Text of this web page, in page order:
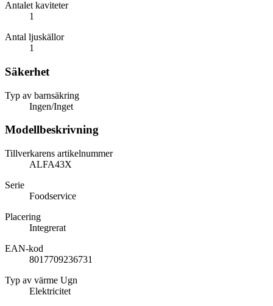
Antalet kaviteter
1
Antal ljuskällor
1
Säkerhet
Typ av barnsäkring
Ingen/Inget
Modellbeskrivning
Tillverkarens artikelnummer
ALFA43X
Serie
Foodservice
Placering
Integrerat
EAN-kod
8017709236731
Typ av värme Ugn
Elektricitet